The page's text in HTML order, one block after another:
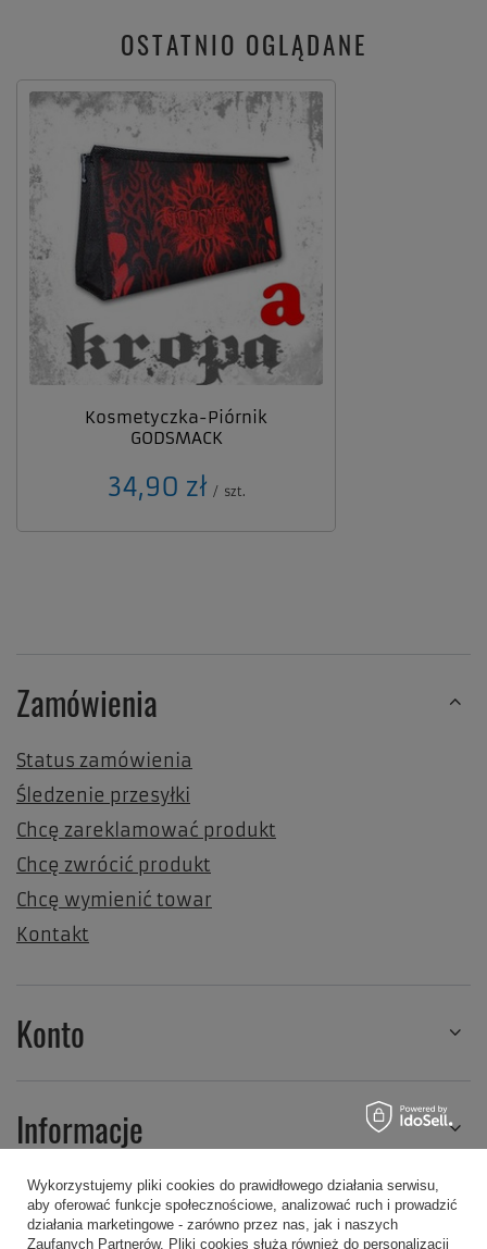
OSTATNIO OGLĄDANE
Kosmetyczka-Piórnik
GODSMACK
34,90 zł / szt.
Zamówienia
Status zamówienia
Śledzenie przesyłki
Chcę zareklamować produkt
Chcę zwrócić produkt
Chcę wymienić towar
Kontakt
Konto
Informacje
Regulaminy
Wykorzystujemy pliki cookies do prawidłowego działania serwisu,
aby oferować funkcje społecznościowe, analizować ruch i prowadzić
działania marketingowe - zarówno przez nas, jak i naszych
Zaufanych Partnerów. Pliki cookies służą również do personalizacji